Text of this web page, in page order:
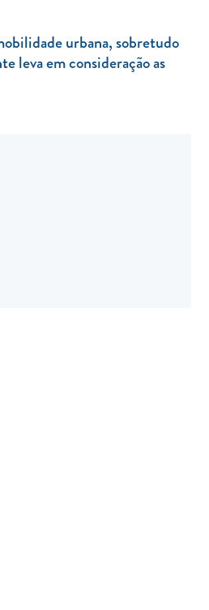
urbana, sobretudo
leva em consideração as